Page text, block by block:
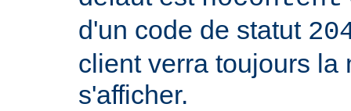
d'un code de statut
client verra toujours la
s'afficher.